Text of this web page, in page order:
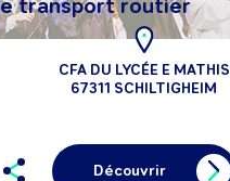
transport routier
CFA DU LYCÉE E MATHIS
67311 SCHILTIGHEIM
Découvrir